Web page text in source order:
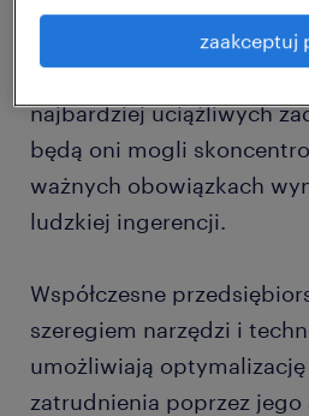
Zautomatyzowane
pracowników zespołów
najbardziej uciążliwych
będą oni mogli
ważnych obowiązkach
ludzkiej ingerencji.
Współczesne
szeregiem narzędzi i
umożliwiają
zatrudnienia poprzez jego
zaakceptuj